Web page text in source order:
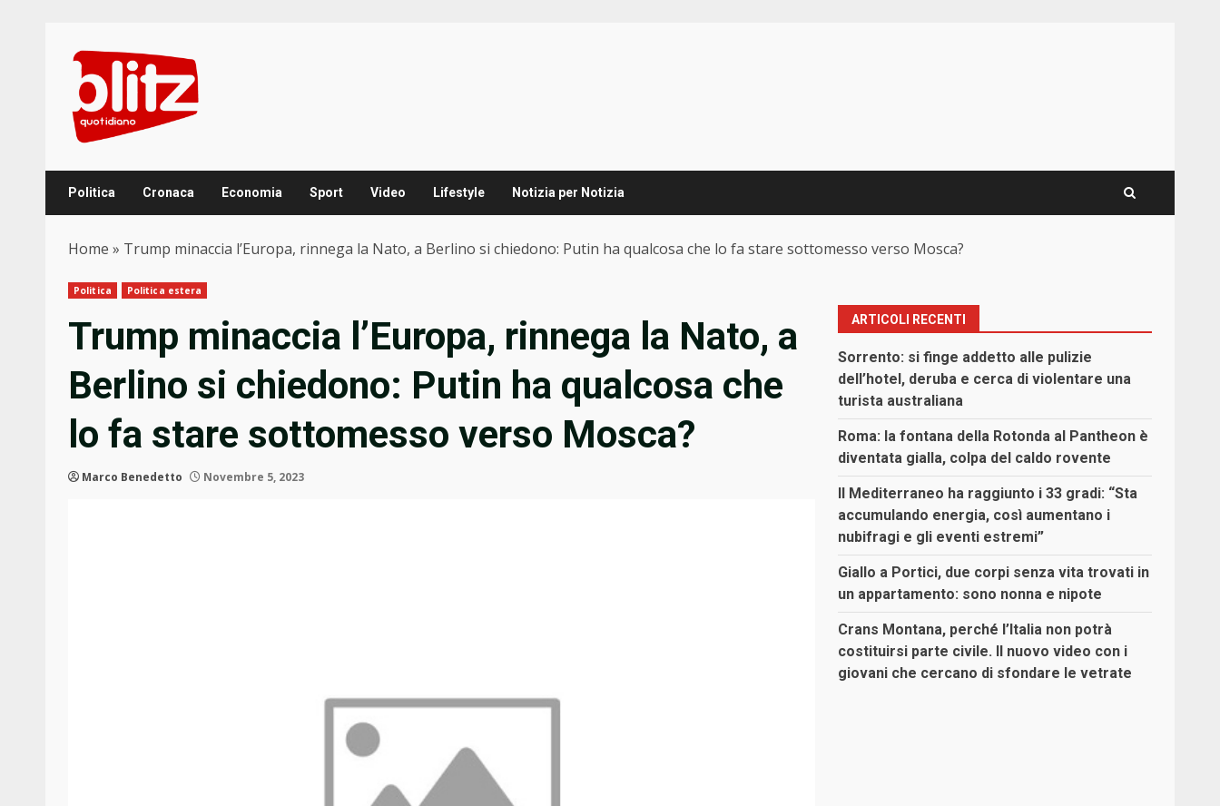
content
Politica Cronaca Economia Sport Video Lifestyle Notizia per Notizia
Home » Trump minaccia l’Europa, rinnega la Nato, a Berlino si chiedono: Putin ha qualcosa che lo fa stare sottomesso verso Mosca?
Politica Politica estera
Trump minaccia l’Europa, rinnega la Nato, a
Berlino si chiedono: Putin ha qualcosa che
lo fa stare sottomesso verso Mosca?
Marco Benedetto Novembre 5, 2023
ARTICOLI RECENTI
Sorrento: si finge addetto alle pulizie
dell’hotel, deruba e cerca di violentare una
turista australiana
Roma: la fontana della Rotonda al Pantheon è
diventata gialla, colpa del caldo rovente
Il Mediterraneo ha raggiunto i 33 gradi: “Sta
accumulando energia, così aumentano i
nubifragi e gli eventi estremi”
Giallo a Portici, due corpi senza vita trovati in
un appartamento: sono nonna e nipote
Crans Montana, perché l’Italia non potrà
costituirsi parte civile. Il nuovo video con i
giovani che cercano di sfondare le vetrate